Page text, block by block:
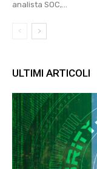
analista SOC,...
ULTIMI ARTICOLI